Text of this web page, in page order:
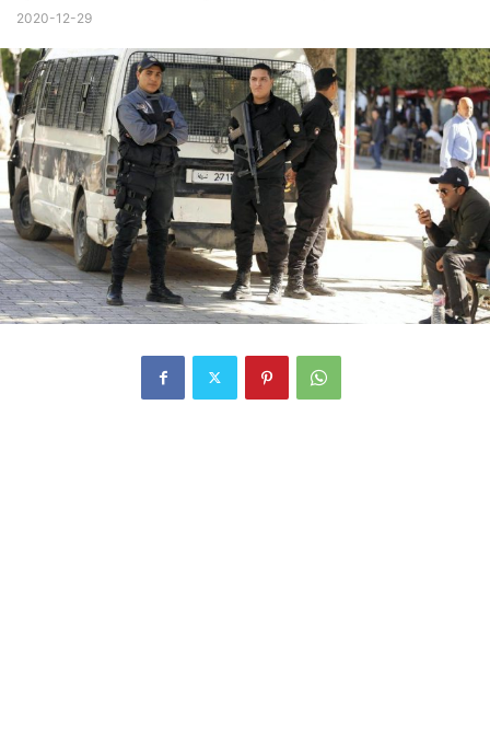
2020-12-29